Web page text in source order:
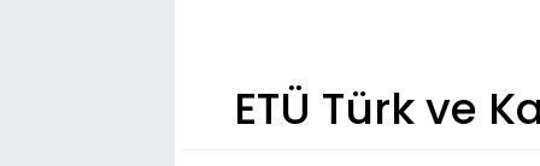
ETÜ Türk ve